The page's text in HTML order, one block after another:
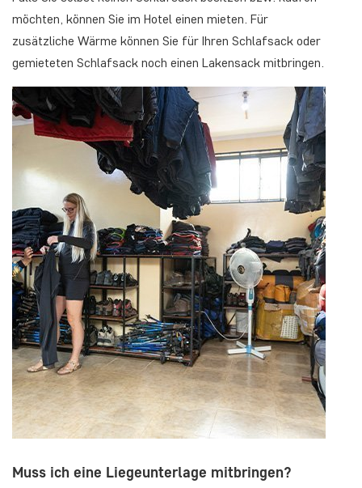
möchten, können Sie im Hotel einen mieten. Für
zusätzliche Wärme können Sie für Ihren Schlafsack oder
gemieteten Schlafsack noch einen Lakensack mitbringen.
Muss ich eine Liegeunterlage mitbringen?